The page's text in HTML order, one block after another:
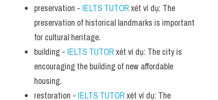
preservation - IELTS TUTOR xét ví dụ: The
preservation of historical landmarks is important
for cultural heritage.
building - IELTS TUTOR xét ví dụ: The city is
encouraging the building of new affordable
housing.
restoration - IELTS TUTOR xét ví dụ: The